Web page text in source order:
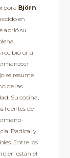
Björn
en
abrió su
recibió una
se resume
de las
Su cocina,
fuentes de
Radical y
Entre los
están el